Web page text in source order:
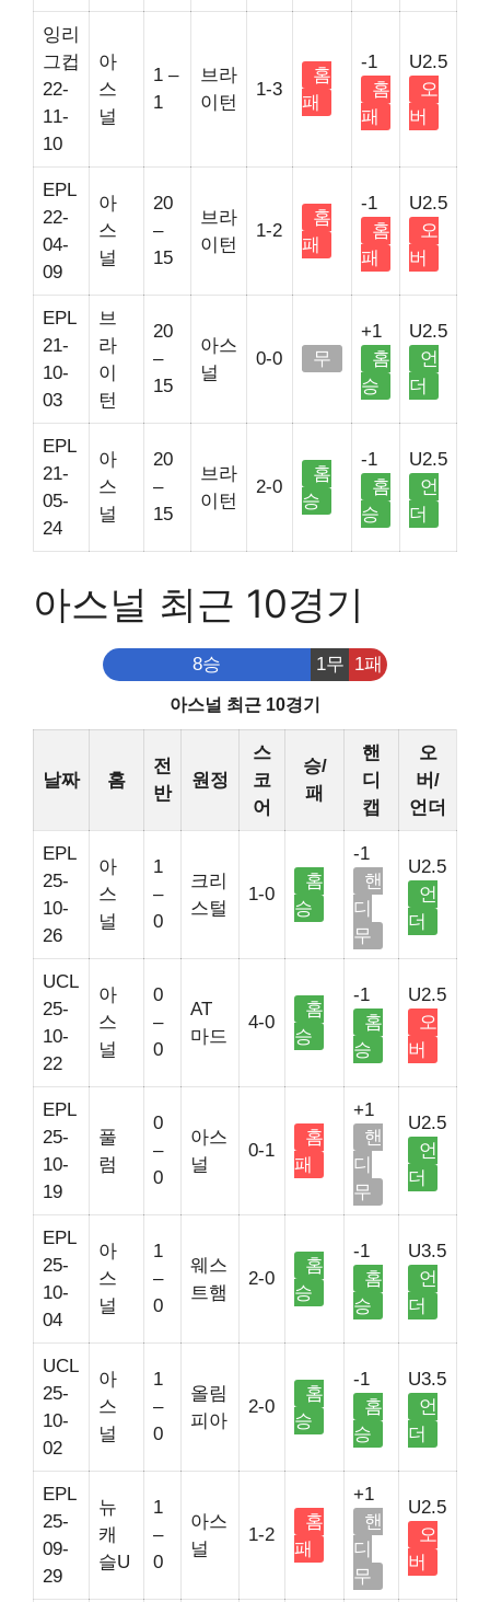
잉리
그컵
22-
11-
10
아
스
널
1 –
1
브라
이턴
1-3
홈
패
-1
홈
패
U2.5
오
버
EPL
22-
04-
09
아
스
널
20
–
15
브라
이턴
1-2
홈
패
-1
홈
패
U2.5
오
버
EPL
21-
10-
03
브
라
이
턴
20
–
15
아스
널
0-0 무
+1
홈
승
U2.5
언
더
EPL
21-
05-
24
아
스
널
20
–
15
브라
이턴
2-0
홈
승
-1
홈
승
U2.5
언
더
아스널 최근 10경기
8승 1무 1패
아스널 최근 10경기
날짜 홈
전
반
원정
스
코
어
승/
패
핸
디
캡
오
버/
언더
EPL
25-
10-
26
아
스
널
1
–
0
크리
스털
1-0
홈
승
-1
핸
디
무
U2.5
언
더
UCL
25-
10-
22
아
스
널
0
–
0
AT
마드
4-0
홈
승
-1
홈
승
U2.5
오
버
EPL
25-
10-
19
풀
럼
0
–
0
아스
널
0-1
홈
패
+1
핸
디
무
U2.5
언
더
EPL
25-
10-
04
아
스
널
1
–
0
웨스
트햄
2-0
홈
승
-1
홈
승
U3.5
언
더
UCL
25-
10-
02
아
스
널
1
–
0
올림
피아
2-0
홈
승
-1
홈
승
U3.5
언
더
EPL
25-
09-
29
뉴
캐
슬U
1
–
0
아스
널
1-2
홈
패
+1
핸
디
무
U2.5
오
버